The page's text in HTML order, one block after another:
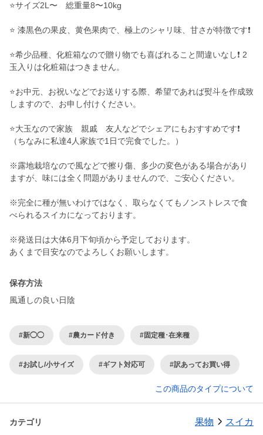
⭐️サイズ2L〜 総重量8〜10kg
⭐️ 漆黒色の果皮、黄色果肉で、極上のシャリ味、甘さが特徴です❗️
⭐️希少品種、化粧箱なので贈り物でも喜ばれること間違いなし❗️ 2
玉入りは化粧箱はつきません。
⭐️お中元、お祝いなどでお送りする際、希望であれば熨斗を作成致
しますので、お申し付けください。
⭐️大玉なので家族 親戚 友人などでシェアにもおすすめです❗️
（ちなみに私達4人家族で1日で完食でした。）
※露地栽培なので風などで擦り傷、多少の変色がある場合があり
ますが、味には全く問題がありませんので、ご安心ください。
※完全に種が無いわけではなく、取らなくてもノンストレスで食
べられるスイカになっております。
※発送日は大体6月下旬頃から予定しております。
保存方法
風通しの良い日陰
#新◯◯ #農カード付き #固定種･在来種
#お試し/小サイズ #ギフト対応可 #訳あってお買い得
この商品のタイプについて
カテゴリ 果物 スイカ